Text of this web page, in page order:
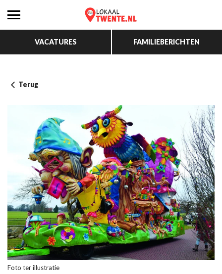
VACATURES FAMILIEBERICHTEN
Terug
Foto ter illustratie